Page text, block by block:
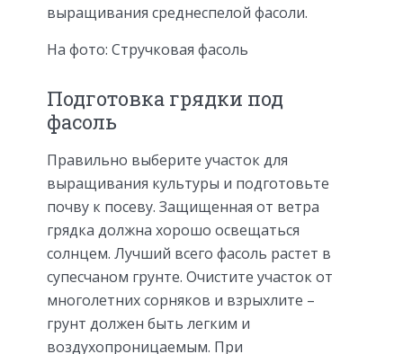
выращивания среднеспелой фасоли.
На фото: Стручковая фасоль
Подготовка грядки под
фасоль
Правильно выберите участок для
выращивания культуры и подготовьте
почву к посеву. Защищенная от ветра
грядка должна хорошо освещаться
солнцем. Лучший всего фасоль растет в
супесчаном грунте. Очистите участок от
многолетних сорняков и взрыхлите –
грунт должен быть легким и
воздухопроницаемым. При